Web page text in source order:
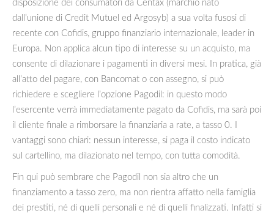
disposizione dei consumatori da Centax (marchio nato
dall’unione di Credit Mutuel ed Argosyb) a sua volta fusosi di
recente con Cofidis, gruppo finanziario internazionale, leader in
Europa. Non applica alcun tipo di interesse su un acquisto, ma
consente di dilazionare i pagamenti in diversi mesi. In pratica, già
all’atto del pagare, con Bancomat o con assegno, si può
richiedere e scegliere l’opzione Pagodil: in questo modo
l’esercente verrà immediatamente pagato da Cofidis, ma sarà poi
il cliente finale a rimborsare la finanziaria a rate, a tasso 0. I
vantaggi sono chiari: nessun interesse, si paga il costo indicato
sul cartellino, ma dilazionato nel tempo, con tutta comodità.
Fin qui può sembrare che Pagodil non sia altro che un
finanziamento a tasso zero, ma non rientra affatto nella famiglia
dei prestiti, né di quelli personali e né di quelli finalizzati. Infatti si